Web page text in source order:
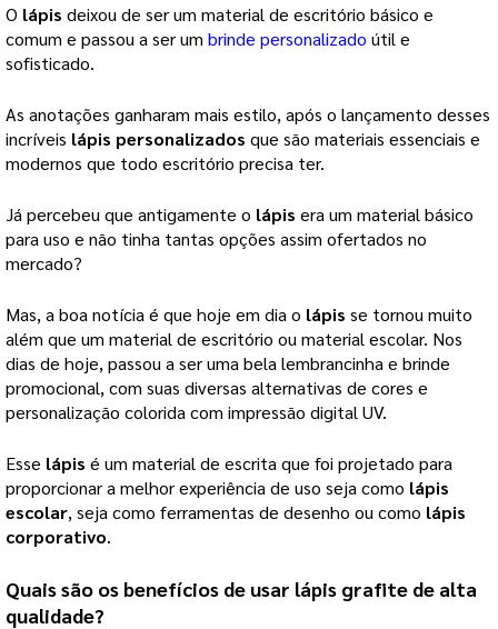
O lápis deixou de ser um material de escritório básico e
comum e passou a ser um brinde personalizado útil e
sofisticado.
As anotações ganharam mais estilo, após o lançamento desses
incríveis lápis personalizados que são materiais essenciais e
modernos que todo escritório precisa ter.
Já percebeu que antigamente o lápis era um material básico
para uso e não tinha tantas opções assim ofertados no
mercado?
Mas, a boa notícia é que hoje em dia o lápis se tornou muito
além que um material de escritório ou material escolar. Nos
dias de hoje, passou a ser uma bela lembrancinha e brinde
promocional, com suas diversas alternativas de cores e
personalização colorida com impressão digital UV.
Esse lápis é um material de escrita que foi projetado para
proporcionar a melhor experiência de uso seja como lápis
escolar, seja como ferramentas de desenho ou como lápis
corporativo.
Quais são os benefícios de usar lápis grafite de alta
qualidade?